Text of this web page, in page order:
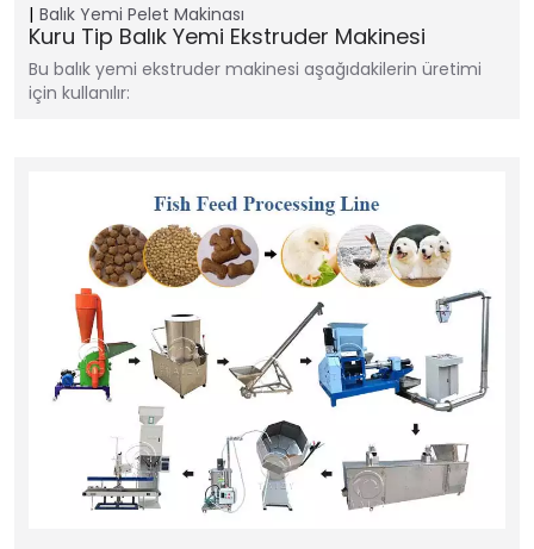
Balık Yemi Pelet Makinası
Kuru Tip Balık Yemi Ekstruder Makinesi
Bu balık yemi ekstruder makinesi aşağıdakilerin üretimi
için kullanılır: